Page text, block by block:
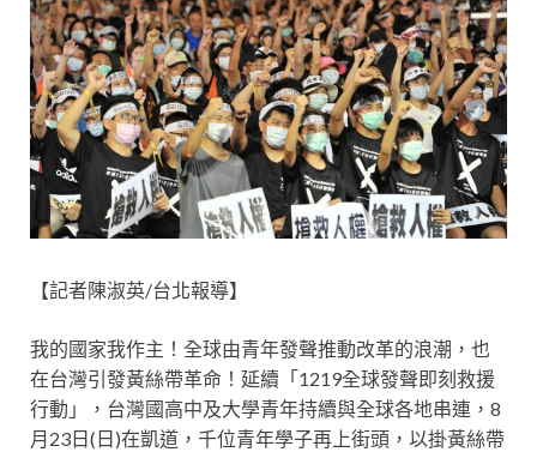
【記者陳淑英/台北報導】
我的國家我作主！全球由青年發聲推動改革的浪潮，也
在台灣引發黃絲帶革命！延續「1219全球發聲即刻救援
行動」，台灣國高中及大學青年持續與全球各地串連，8
月23日(日)在凱道，千位青年學子再上街頭，以掛黃絲帶